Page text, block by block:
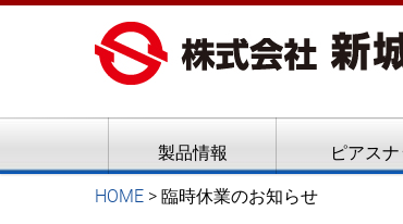
ピアスナット、クリン
新城製作所
製品情報 ピアス
HOME > 臨時休業のお知らせ